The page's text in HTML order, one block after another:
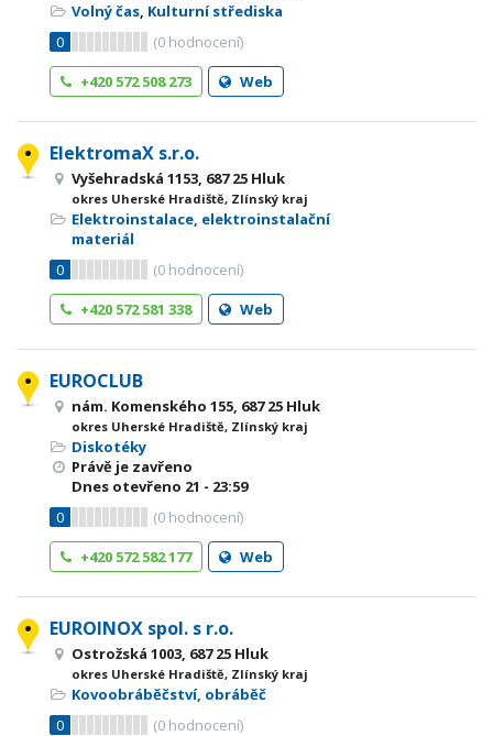
Volný čas, Kulturní střediska
0
(0 hodnocení)
+420 572 508 273
Web
ElektromaX s.r.o.
Vyšehradská 1153, 687 25 Hluk
okres Uherské Hradiště, Zlínský kraj
Elektroinstalace, elektroinstalační
materiál
0
(0 hodnocení)
+420 572 581 338
Web
EUROCLUB
nám. Komenského 155, 687 25 Hluk
okres Uherské Hradiště, Zlínský kraj
Diskotéky
Právě je zavřeno
Dnes otevřeno 21 - 23:59
0
(0 hodnocení)
+420 572 582 177
Web
EUROINOX spol. s r.o.
Ostrožská 1003, 687 25 Hluk
okres Uherské Hradiště, Zlínský kraj
Kovoobráběčství, obráběč
0
(0 hodnocení)